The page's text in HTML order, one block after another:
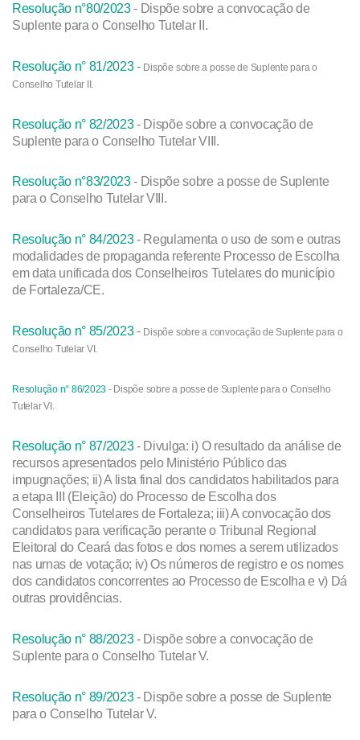
Resolução n°80/2023- Dispõe sobre a convocação de
Suplente para o Conselho Tutelar II.
Resolução n° 81/2023- Dispõe sobre a posse de Suplente para o
Conselho Tutelar II.
Resolução n° 82/2023- Dispõe sobre a convocação de
Suplente para o Conselho Tutelar VIII.
Resolução n°83/2023- Dispõe sobre a posse de Suplente
para o Conselho Tutelar VIII.
Resolução n° 84/2023- Regulamenta o uso de som e outras
modalidades de propaganda referente Processo de Escolha
em data unificada dos Conselheiros Tutelares do município
de Fortaleza/CE.
Resolução n° 85/2023- Dispõe sobre a convocação de Suplente para o
Conselho Tutelar VI.
Resolução n° 86/2023 - Dispõe sobre a posse de Suplente para o Conselho
Tutelar VI.
Resolução n° 87/2023- Divulga: i) O resultado da análise de
recursos apresentados pelo Ministério Público das
impugnações; ii) A lista final dos candidatos habilitados para
a etapa III (Eleição) do Processo de Escolha dos
Conselheiros Tutelares de Fortaleza; iii) A convocação dos
candidatos para verificação perante o Tribunal Regional
Eleitoral do Ceará das fotos e dos nomes a serem utilizados
nas urnas de votação; iv) Os números de registro e os nomes
dos candidatos concorrentes ao Processo de Escolha e v) Dá
outras providências.
Resolução n° 88/2023- Dispõe sobre a convocação de
Suplente para o Conselho Tutelar V.
Resolução n° 89/2023- Dispõe sobre a posse de Suplente
para o Conselho Tutelar V.